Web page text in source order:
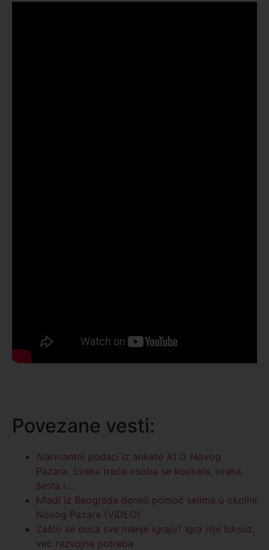
Povezane vesti:
Alarmantni podaci iz ankete A1 iz Novog
Pazara: Svaka treća osoba se kockala, svaka
šesta i…
Mladi iz Beograda doneli pomoć selima u okolini
Novog Pazara (VIDEO)
Zašto se deca sve manje igraju? Igra nije luksuz,
već razvojna potreba